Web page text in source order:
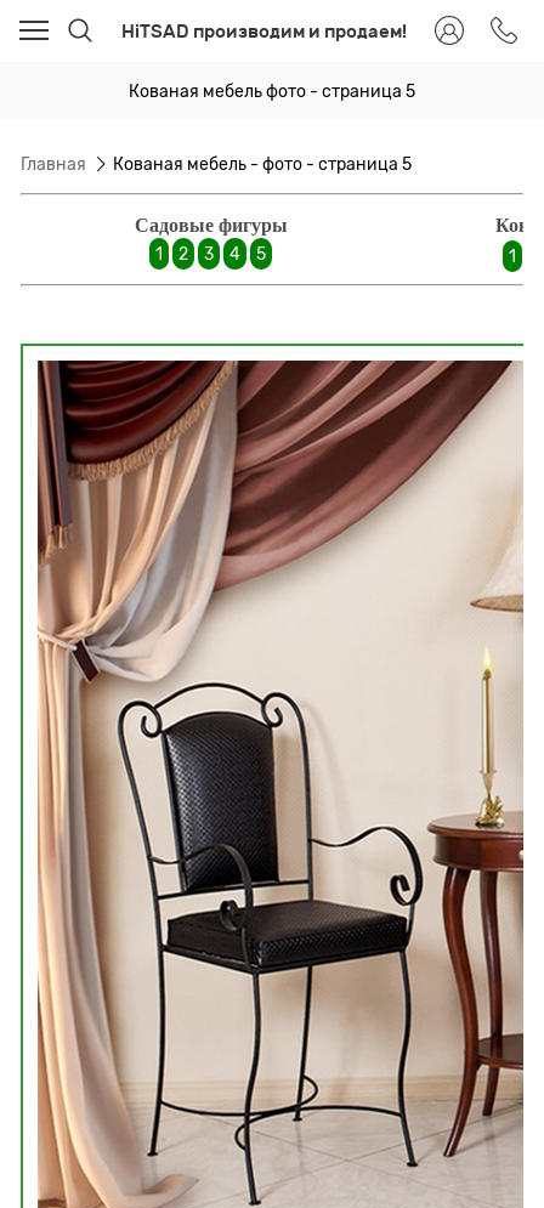
HiTSAD производим и продаем!
Кованая мебель фото - страница 5
Главная Кованая мебель - фото - страница 5
Садовые фигуры
1 2 3 4 5 1